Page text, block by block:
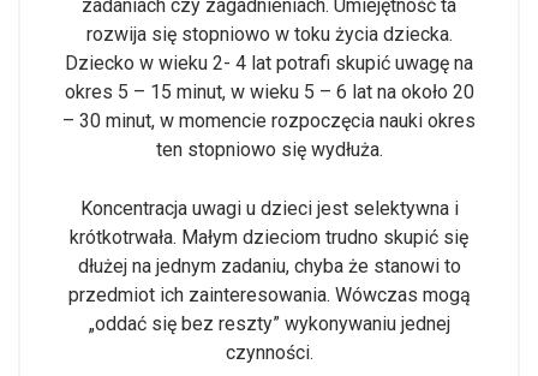
zadaniach czy zagadnieniach. Umiejętność ta
rozwija się stopniowo w toku życia dziecka.
Dziecko w wieku 2- 4 lat potrafi skupić uwagę na
okres 5 – 15 minut, w wieku 5 – 6 lat na około 20
– 30 minut, w momencie rozpoczęcia nauki okres
ten stopniowo się wydłuża.
Koncentracja uwagi u dzieci jest selektywna i
krótkotrwała. Małym dzieciom trudno skupić się
dłużej na jednym zadaniu, chyba że stanowi to
przedmiot ich zainteresowania. Wówczas mogą
„oddać się bez reszty” wykonywaniu jednej
czynności.